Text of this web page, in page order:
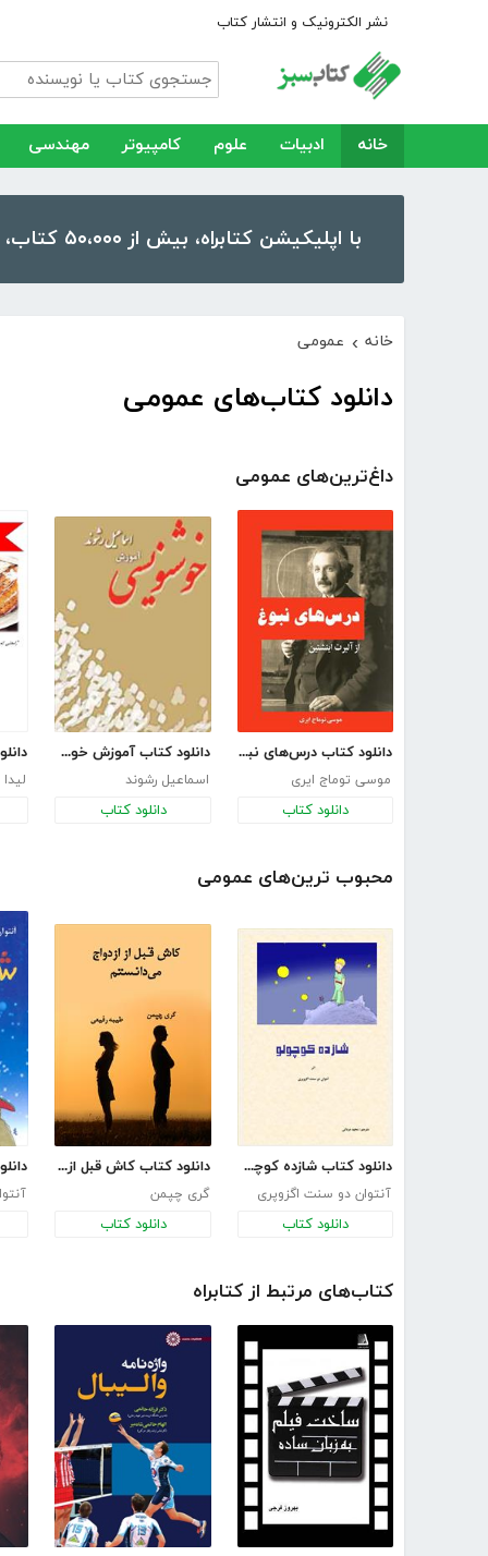
نشر الکترونیک و انتشار کتاب
خانه ادبیات علوم کامپیوتر مهندسی
با اپلیکیشن کتابراه، بیش از ۵۰،۰۰۰ کتاب، کتاب صوتی و رمان را در موبایل و تبلت خود داشته باشید!
خانه › عمومی
دانلود کتاب‌های عمومی
داغ‌ترین‌های عمومی
دانلود کتاب درس‌های نبوغ از آلبرت اینشتین
موسی توماج ایری
دانلود کتاب
دانلود کتاب آموزش خوشنویسی
اسماعیل رشوند
دانلود کتاب
محبوب ترین‌های عمومی
دانلود کتاب شازده کوچولو
آنتوان دو سنت اگزوپری
دانلود کتاب
دانلود کتاب کاش قبل از ازدواج می‌‌‌‌دانستم
گری چپمن
دانلود کتاب
کتاب‌های مرتبط از کتابراه